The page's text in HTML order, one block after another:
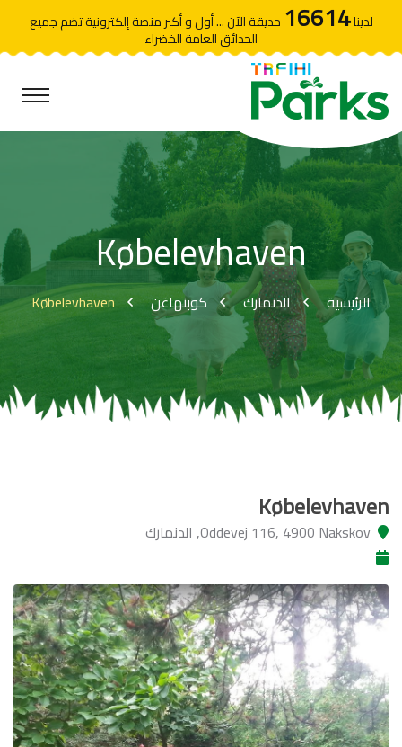
لدينا16614 حديقة الآن ... أول و أكبر منصة إلكترونية تضم جميع
الحدائق العامة الخضراء
Købelevhaven
الرئيسية الدنمارك كوبنهاغن Købelevhaven
Købelevhaven
Oddevej 116, 4900 Nakskov, الدنمارك